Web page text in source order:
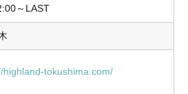
～LAST
highland-tokushima.com/